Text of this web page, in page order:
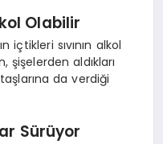
Olabilir
içtikleri sıvının alkol
şişelerden aldıkları
da verdiği
Sürüyor